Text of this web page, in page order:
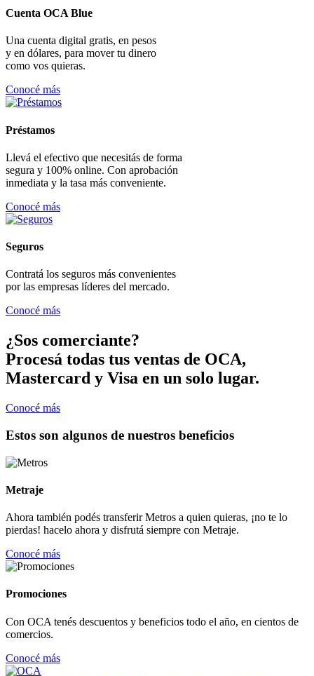
Cuenta OCA Blue
Una cuenta digital gratis, en pesos
y en dólares, para mover tu dinero
como vos quieras.
Conocé más
Préstamos
Llevá el efectivo que necesitás de forma
segura y 100% online. Con aprobación
inmediata y la tasa más conveniente.
Conocé más
Seguros
Contratá los seguros más convenientes
por las empresas líderes del mercado.
Conocé más
¿Sos comerciante?
Procesá todas tus ventas de OCA,
Mastercard y Visa en un solo lugar.
Conocé más
Estos son algunos de nuestros beneficios
Metraje
Ahora también podés transferir Metros a quien quieras, ¡no te lo
pierdas! hacelo ahora y disfrutá siempre con Metraje.
Conocé más
Promociones
Con OCA tenés descuentos y beneficios todo el año, en cientos de
comercios.
Conocé más